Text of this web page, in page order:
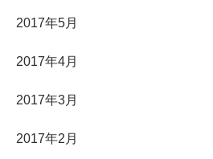
2017年5月
2017年4月
2017年3月
2017年2月